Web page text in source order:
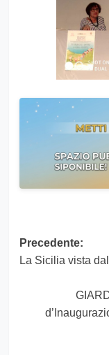
articolo
Precedente:
La Sicilia vista